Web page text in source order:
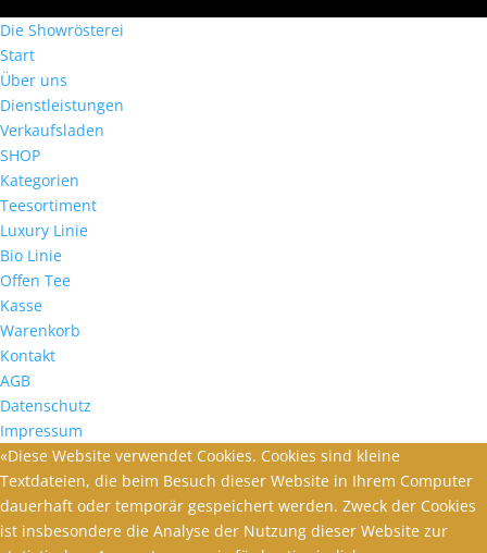
Die Showrösterei
Start
Über uns
Dienstleistungen
Verkaufsladen
SHOP
Kategorien
Teesortiment
Luxury Linie
Bio Linie
Offen Tee
Kasse
Warenkorb
Kontakt
AGB
Datenschutz
Impressum
«Diese Website verwendet Cookies. Cookies sind kleine
Textdateien, die beim Besuch dieser Website in Ihrem Computer
dauerhaft oder temporär gespeichert werden. Zweck der Cookies
ist insbesondere die Analyse der Nutzung dieser Website zur